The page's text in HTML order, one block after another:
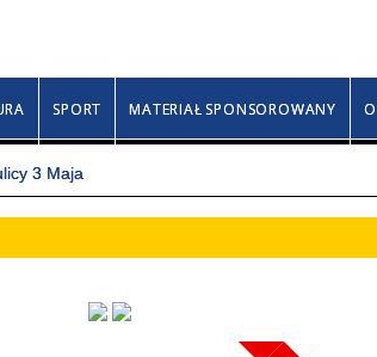
2026 Donaty, Olechny,
SPORT MATERIAŁ SPONSOROWANY
3 Maja